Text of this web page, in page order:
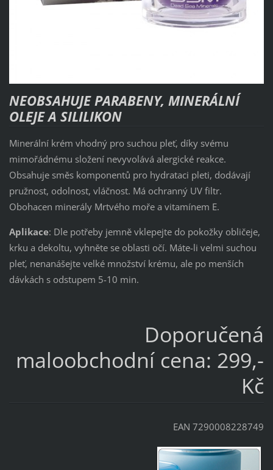
NEOBSAHUJE PARABENY, MINERÁLNÍ
OLEJE A SILILIKON
Minerální krém vhodný pro suchou pleť, díky svému
mimořádnému složení nevyvolává alergické reakce.
Obsahuje směs komponentů pro hydrataci pleti, dodávají
pružnost, odolnost, vláčnost. Má ochranný UV filtr.
Obohacen minerály Mrtvého moře a vitamínem E.
Aplikace: Dle potřeby jemně vklepejte do pokožky obličeje,
krku a dekoltu, vyhněte se oblasti očí. Máte-li velmi suchou
pleť, nenanášejte velké množství krému, ale po menších
dávkách s odstupem 5-10 min.
Doporučená
maloobchodní cena: 299,-
Kč
EAN 7290008228749